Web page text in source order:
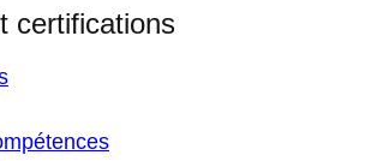
certifications